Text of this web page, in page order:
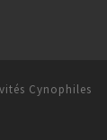
Cynophiles